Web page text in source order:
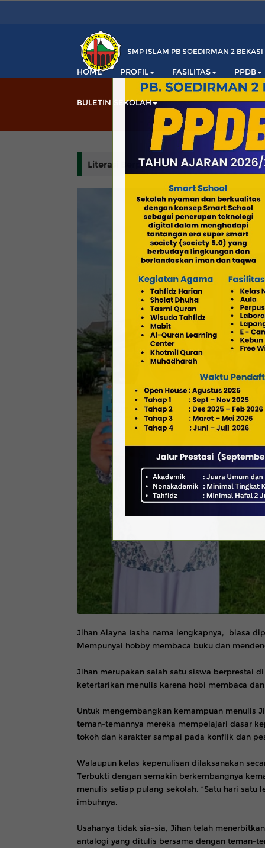
SMP ISLAM PB SOEDIRMAN 2 BEKASI
HOME PROFIL FASILITAS PPDB
BULETIN SEKOLAH
Literasi Berprestasi
Jihan Alayna Iasha nama lengkapnya, biasa
Mempunyai hobby membaca buku dan
Jihan merupakan salah satu siswa berprestai
ketertarikan menulis karena hobi membaca
Untuk mengembangkan kemampuan menulis
teman-temannya mereka mempelajari dasar
tokoh dan karakter sampai pada konflik dan
Walaupun kelas kepenulisan dilaksanakan
Terbukti dengan semakin berkembangnya
menulis setiap pulang sekolah. “Satu hari satu
imbuhnya.
Usahanya tidak sia-sia, Jihan telah
antalogi yang ditulis bersama dengan teman-